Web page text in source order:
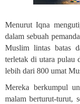
Menurut Iqna
dalam sebuah
Muslim lintas batas
terletak di utara pulau
lebih dari 800 umat
Mereka berkumpul
malam berturut-turut,